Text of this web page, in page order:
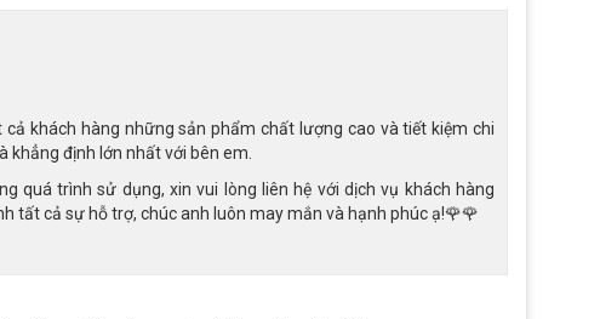
khách hàng những sản phẩm chất lượng cao và tiết kiệm chi
khẳng định lớn nhất với bên em.
quá trình sử dụng, xin vui lòng liên hệ với dịch vụ khách hàng
tất cả sự hỗ trợ, chúc anh luôn may mắn và hạnh phúc ạ!🌹🌹